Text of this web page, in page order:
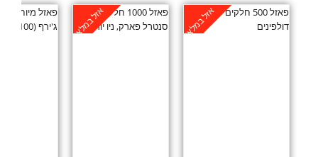
אזל במלאי אזל במלאי